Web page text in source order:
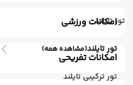
تور تایلند
تور تایلند(مشاهده همه)
تور ترکیبی تایلند
سرویس فرنگی
امکانات ورزشی
امکانات تفریحی
ساحل اختصاصی